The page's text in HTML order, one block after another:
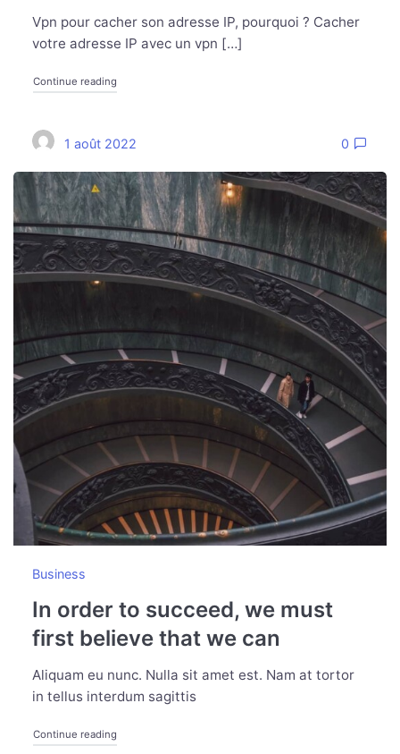
Vpn pour cacher son adresse IP, pourquoi ? Cacher
votre adresse IP avec un vpn […]
Continue reading
1 août 2022 0
Business
In order to succeed, we must
first believe that we can
Aliquam eu nunc. Nulla sit amet est. Nam at tortor
in tellus interdum sagittis
Continue reading